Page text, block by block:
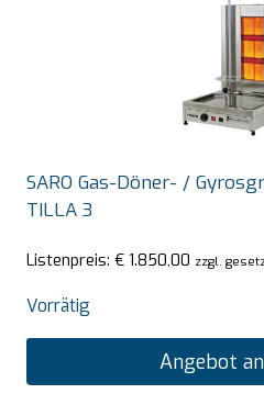
SARO Gas-Döner- /
TILLA 3
Listenpreis: € 1.850,00 zzgl.
Vorrätig
Angebot